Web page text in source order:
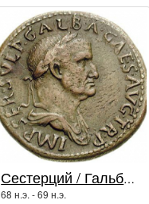
Сестерций / Гальба (68 - 69 гг.)
68 н.э. - 69 н.э.